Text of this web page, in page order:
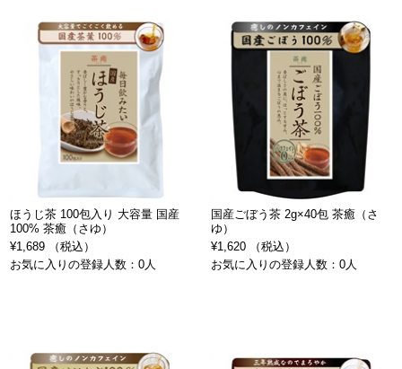
ほうじ茶 100包入り 大容量 国産
100% 茶癒（さゆ）
¥1,689 （税込）
お気に入りの登録人数：0人
国産ごぼう茶 2g×40包 茶癒（さ
ゆ）
¥1,620 （税込）
お気に入りの登録人数：0人